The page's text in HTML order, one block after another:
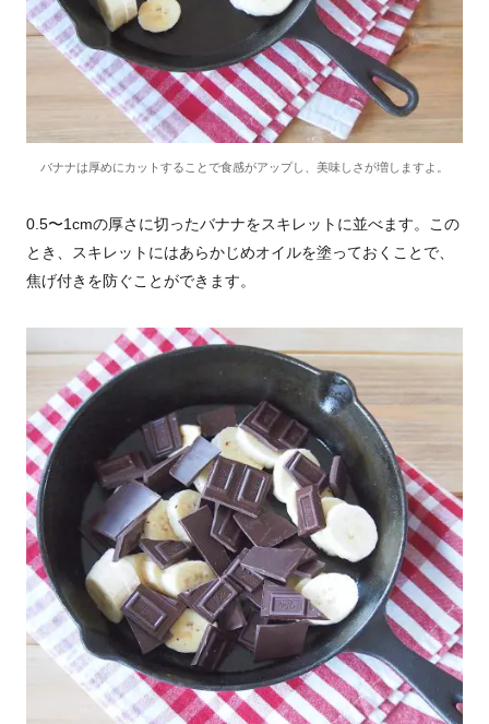
バナナは厚めにカットすることで食感がアップし、美味しさが増しますよ。
0.5〜1cmの厚さに切ったバナナをスキレットに並べます。この
とき、スキレットにはあらかじめオイルを塗っておくことで、
焦げ付きを防ぐことができます。